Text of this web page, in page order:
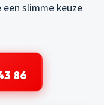
slimme keuze
86